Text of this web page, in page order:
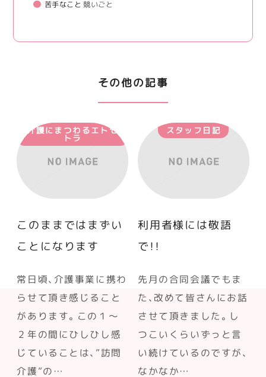
苦手なこと 競いごと
その他の記事
介護にまつわるエトセ
トラ
このままではまずい
ことになります
常日頃、介護事業に携わ
らせて頂き感じること
があります。この１～
２年の間にひしひし感
じていることは、”訪問
介護”の…
スタッフ日記
利用者様には敬語
で！！
先月の合同会議でもま
た、改めて皆さんにお話
させて頂きました。し
つこいくらいずっと言
い続けているのですが、
なかなか…